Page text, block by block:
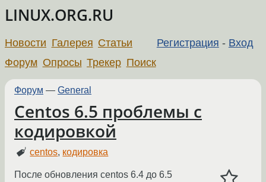
LINUX.ORG.RU
Регистрация - Вход
Новости Галерея Статьи
Форум Опросы Трекер Поиск
Форум — General
Centos 6.5 проблемы с
кодировкой
centos, кодировка
После обновления centos 6.4 до 6.5